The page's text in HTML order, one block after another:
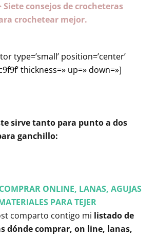
Siete consejos de crocheteras
crochetear mejor.
type=’small’ position=’center’
thickness=» up=» down=»]
sirve tanto para punto a dos
ganchillo:
ONLINE, LANAS, AGUJAS
PARA TEJER
comparto contigo mi listado de
dónde comprar, on line, lanas,